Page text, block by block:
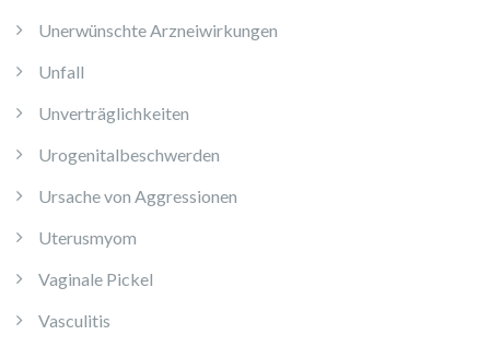
Unerwünschte Arzneiwirkungen
Unfall
Unverträglichkeiten
Urogenitalbeschwerden
Ursache von Aggressionen
Uterusmyom
Vaginale Pickel
Vasculitis